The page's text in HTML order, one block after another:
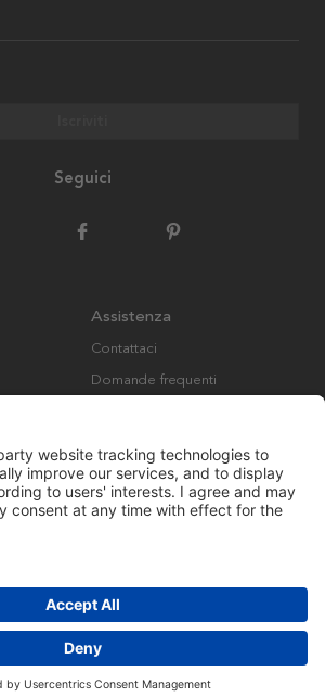
Seguici
Assistenza
Contattaci
Domande frequenti